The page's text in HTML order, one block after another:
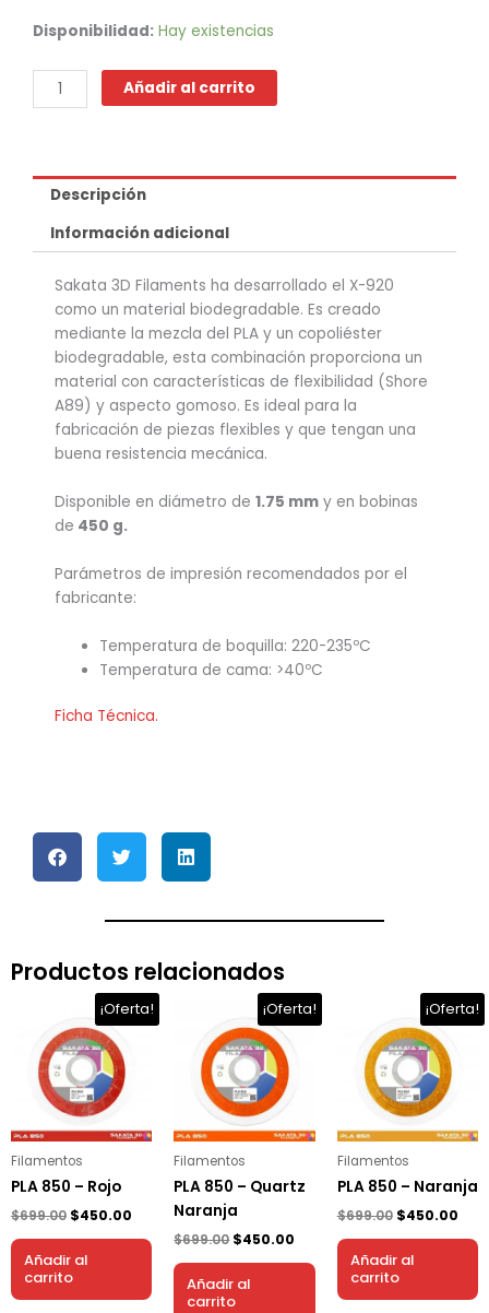
era: es:
Disponibilidad: Hay existencias
FLEX
920
Añadir al carrito
Descripción
Información adicional
Sakata 3D Filaments ha desarrollado el X-920
como un material biodegradable. Es creado
mediante la mezcla del PLA y un copoliéster
biodegradable, esta combinación proporciona un
material con características de flexibilidad (Shore
A89) y aspecto gomoso. Es ideal para la
fabricación de piezas flexibles y que tengan una
buena resistencia mecánica.
Disponible en diámetro de 1.75 mm y en bobinas
de 450 g.
Parámetros de impresión recomendados por el
fabricante:
Temperatura de boquilla: 220-235ºC
Temperatura de cama: >40ºC
Ficha Técnica.
Productos relacionados
¡Oferta!
Filamentos
PLA 850 – Rojo
$699.00
precio
original
era:
$699.00.
$450.00
El
precio
Añadir al
carrito
¡Oferta!
Filamentos
PLA 850 – Quartz
Naranja
$699.00
precio
original
era:
$699.00.
$450.00
El
precio
Añadir al
carrito
¡Oferta!
Filamentos
PLA 850 – Naranja
$699.00
precio
original
era:
$699.00.
$450.00
El
Añadir al
carrito